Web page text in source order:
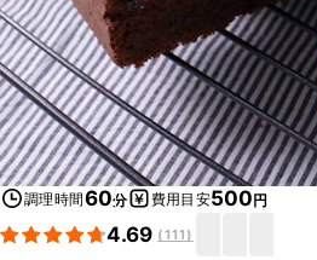
調理時間60分 費用目安500円
4.69 (111)